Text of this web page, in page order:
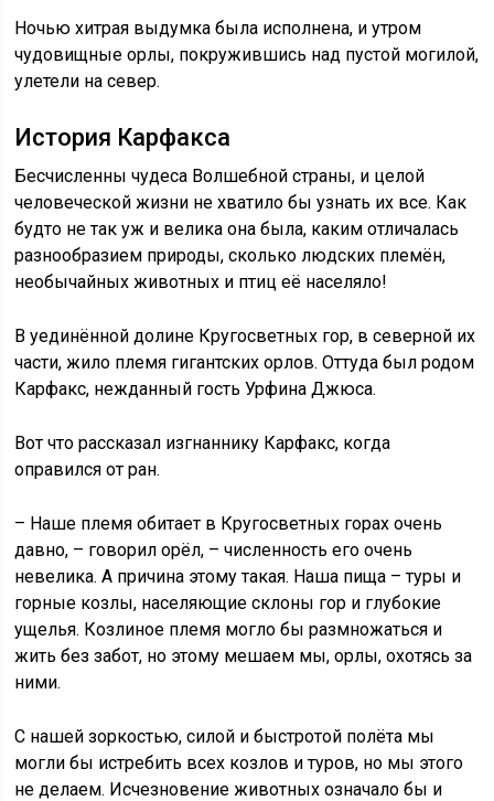
Ночью хитрая выдумка была исполнена, и утром
чудовищные орлы, покружившись над пустой могилой,
улетели на север.
История Карфакса
Бесчисленны чудеса Волшебной страны, и целой
человеческой жизни не хватило бы узнать их все. Как
будто не так уж и велика она была, каким отличалась
разнообразием природы, сколько людских племён,
необычайных животных и птиц её населяло!
В уединённой долине Кругосветных гор, в северной их
части, жило племя гигантских орлов. Оттуда был родом
Карфакс, нежданный гость Урфина Джюса.
Вот что рассказал изгнаннику Карфакс, когда
оправился от ран.
– Наше племя обитает в Кругосветных горах очень
давно, – говорил орёл, – численность его очень
невелика. А причина этому такая. Наша пища – туры и
горные козлы, населяющие склоны гор и глубокие
ущелья. Козлиное племя могло бы размножаться и
жить без забот, но этому мешаем мы, орлы, охотясь за
ними.
С нашей зоркостью, силой и быстротой полёта мы
могли бы истребить всех козлов и туров, но мы этого
не делаем. Исчезновение животных означало бы и